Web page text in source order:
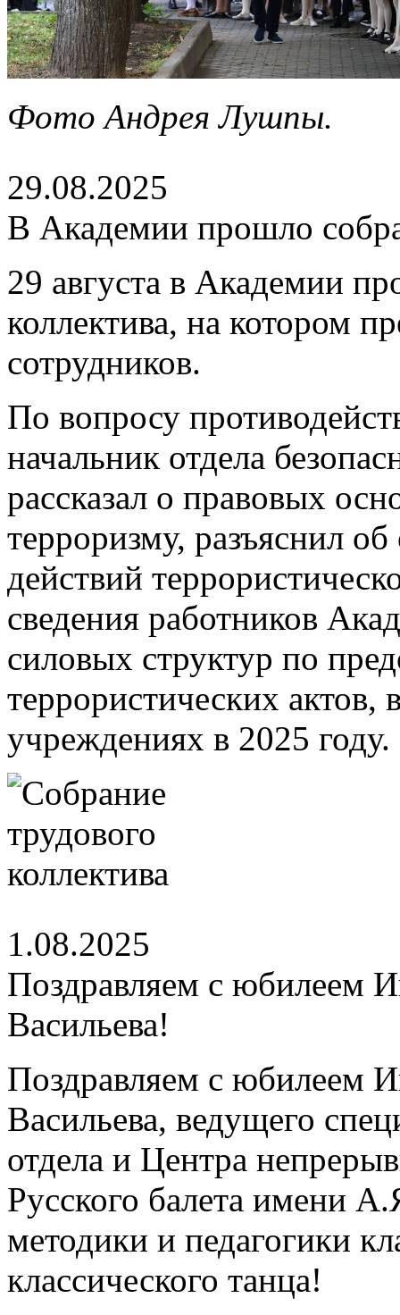
Фото Андрея Лушпы.
29.08.2025
В Академии прошло
29 августа в Академии
коллектива, на котором
сотрудников.
По вопросу
начальник отдела
рассказал о правовых
терроризму, разъяснил
действий
сведения работников
силовых структур по
террористических актов,
учреждениях в 2025 году.
1.08.2025
Поздравляем с юбилеем
Васильева!
Поздравляем с юбилеем
Васильева, ведущего
отдела и Центра
Русского балета имени
методики и педагогики
классического танца!